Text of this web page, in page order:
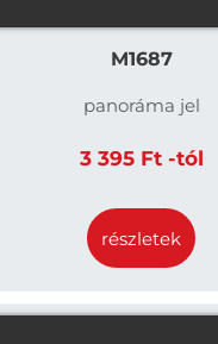
M1687
panoráma jel
3 395 Ft -tól
részletek